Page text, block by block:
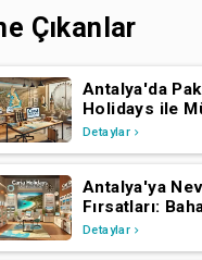
Çıkanlar
Antalya'da
Holidays ile
Detaylar
Antalya'ya
Fırsatları:
Rivierası'nda
Detaylar